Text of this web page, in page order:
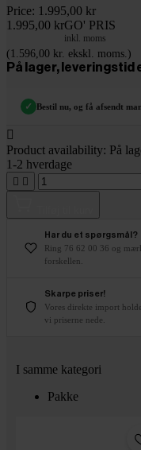
Price: 1.995,00 kr
1.995,00 krGO' PRIS
inkl. moms
(1.596,00 kr. ekskl. moms.)
På lager, leveringstid
✓ Bestil nu, og få afsendt

Product availability: På
1-2 hverdage
 
Har du et spørgsmål?
Ring 76 62 00 36 og
forskellen.
Skarpe priser!
Vores direkte import
vi priserne nede.
I samme kategori
Pakke